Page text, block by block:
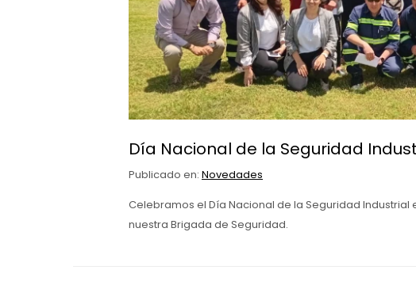
Día Nacional de la Seguridad
Publicado en: Novedades
Celebramos el Día Nacional de la Seguridad
nuestra Brigada de Seguridad.